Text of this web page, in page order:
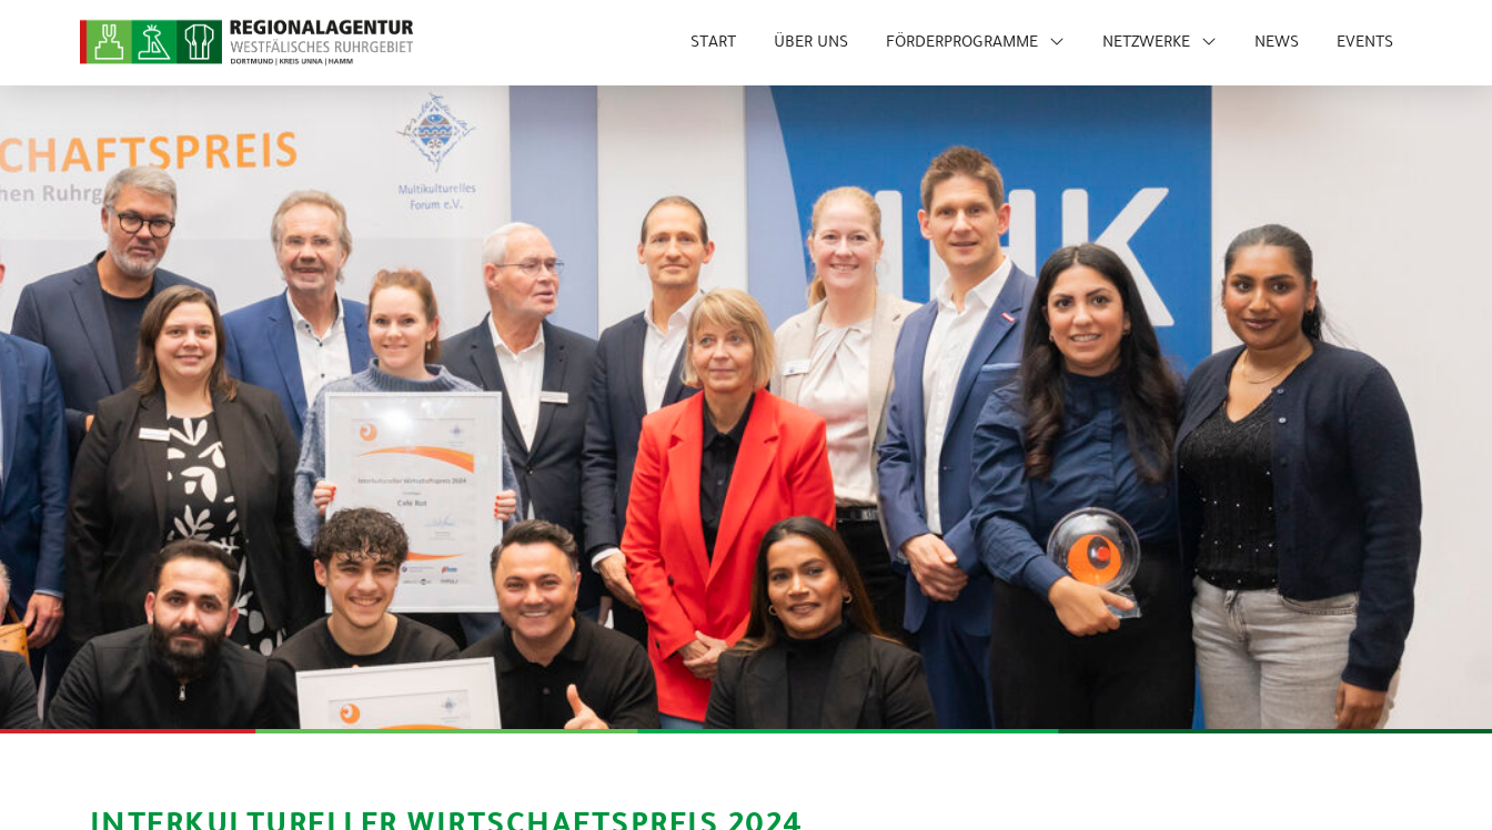
START ÜBER UNS FÖRDERPROGRAMME NETZWERKE NEWS EVENTS